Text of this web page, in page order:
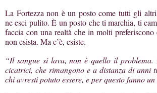
La Fortezza non è un posto come tutti gli
ne esci pulito. È un posto che ti marchia, ti
faccia con una realtà che in molti
non esista. Ma c’è, esiste.
“Il sangue si lava, non è quello il
cicatrici, che rimangono e a distanza di anni
chi avresti potuto essere, e per questo fanno un